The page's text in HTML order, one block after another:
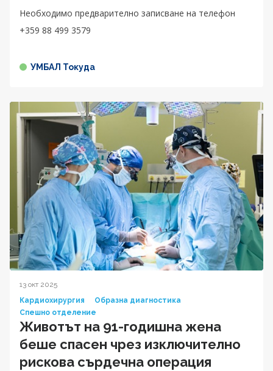
Необходимо предварително записване на телефон
+359 88 499 3579
УМБАЛ Токуда
13 окт 2025
Кардиохирургия
Образна диагностика
Спешно отделение
Животът на 91-годишна жена
беше спасен чрез изключително
рискова сърдечна операция